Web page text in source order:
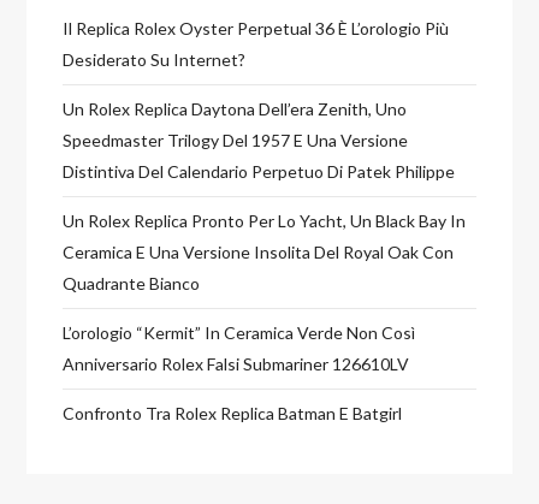
Il Replica Rolex Oyster Perpetual 36 È L’orologio Più
Desiderato Su Internet?
Un Rolex Replica Daytona Dell’era Zenith, Uno
Speedmaster Trilogy Del 1957 E Una Versione
Distintiva Del Calendario Perpetuo Di Patek Philippe
Un Rolex Replica Pronto Per Lo Yacht, Un Black Bay In
Ceramica E Una Versione Insolita Del Royal Oak Con
Quadrante Bianco
L’orologio “Kermit” In Ceramica Verde Non Così
Anniversario Rolex Falsi Submariner 126610LV
Confronto Tra Rolex Replica Batman E Batgirl